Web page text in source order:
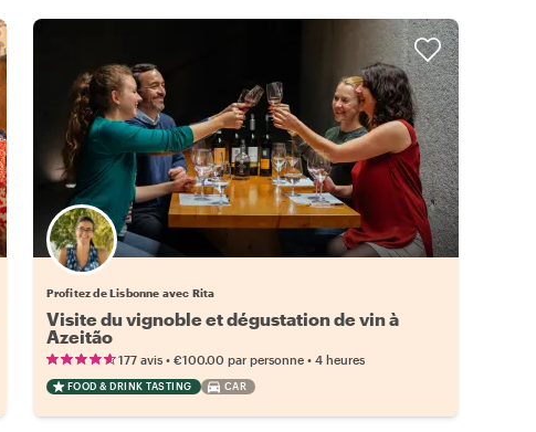
Profitez de Lisbonne avec Rita
Visite du vignoble et dégustation de vin à
Azeitão
177 avis• €100.00 par personne• 4 heures
FOOD & DRINK TASTING CAR